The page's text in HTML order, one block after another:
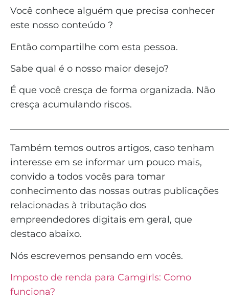
Você conhece alguém que precisa conhecer
este nosso conteúdo ?
Então compartilhe com esta pessoa.
Sabe qual é o nosso maior desejo?
É que você cresça de forma organizada. Não
cresça acumulando riscos.
Também temos outros artigos, caso tenham
interesse em se informar um pouco mais,
convido a todos vocês para tomar
conhecimento das nossas outras publicações
relacionadas à tributação dos
empreendedores digitais em geral, que
destaco abaixo.
Nós escrevemos pensando em vocês.
Imposto de renda para Camgirls: Como
funciona?